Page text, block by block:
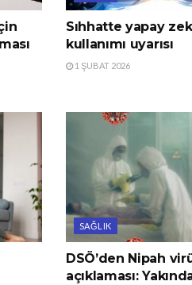
Sıhhatte yapay
kullanımı uyarısı
1 ŞUBAT 2026
SAĞLIK
DSÖ’den Nipah
açıklaması: